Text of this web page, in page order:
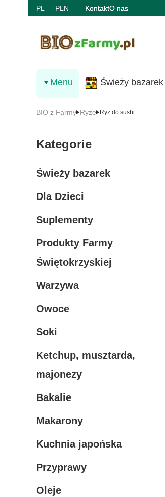
PL PLN KontaktO nas
Menu Świeży bazarek
BIO z Farmy Ryże Ryż do sushi
Kategorie
Świeży bazarek
Dla Dzieci
Suplementy
Produkty Farmy
Świętokrzyskiej
Warzywa
Owoce
Soki
Ketchup, musztarda,
majonezy
Bakalie
Makarony
Kuchnia japońska
Przyprawy
Oleje